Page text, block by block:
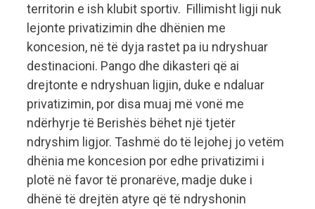
territorin e ish klubit sportiv. Fillimisht ligji nuk
lejonte privatizimin dhe dhënien me
koncesion, në të dyja rastet pa iu ndryshuar
destinacioni. Pango dhe dikasteri që ai
drejtonte e ndryshuan ligjin, duke e ndaluar
privatizimin, por disa muaj më vonë me
ndërhyrje të Berishës bëhet një tjetër
ndryshim ligjor. Tashmë do të lejohej jo vetëm
dhënia me koncesion por edhe privatizimi i
plotë në favor të pronarëve, madje duke i
dhënë të drejtën atyre që të ndryshonin